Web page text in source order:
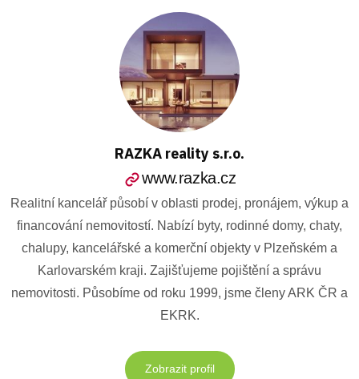
RAZKA reality s.r.o.
www.razka.cz
Realitní kancelář působí v oblasti prodej, pronájem, výkup a
financování nemovitostí. Nabízí byty, rodinné domy, chaty,
chalupy, kancelářské a komerční objekty v Plzeňském a
Karlovarském kraji. Zajišťujeme pojištění a správu
nemovitosti. Působíme od roku 1999, jsme členy ARK ČR a
EKRK.
Zobrazit profil